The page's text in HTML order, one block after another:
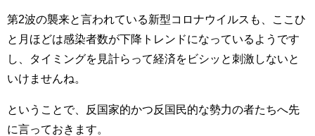
第2波の襲来と言われている新型コロナウイルスも、ここひ
と月ほどは感染者数が下降トレンドになっているようです
し、タイミングを見計らって経済をビシッと刺激しないと
いけませんね。
ということで、反国家的かつ反国民的な勢力の者たちへ先
に言っておきます。